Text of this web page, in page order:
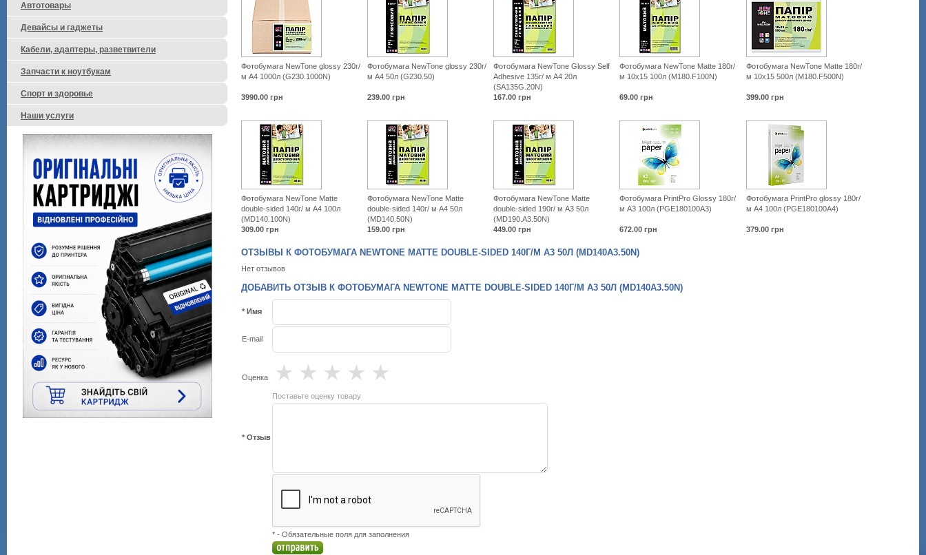
Фотобумага NewTone glossy 230г/
м A4 1000л (G230.1000N)
Фотобумага NewTone glossy 230г/
м А4 50л (G230.50)
Фотобумага NewTone Glossy Self
Adhesive 135г/ м A4 20л
(SA135G.20N)
Фотобумага NewTone Matte 180г/
м 10х15 100л (M180.F100N)
Фотобумага NewTone Matte 180г/
м 10х15 500л (M180.F500N)
3990.00 грн 239.00 грн 167.00 грн 69.00 грн 399.00 грн
Фотобумага NewTone Matte
double-sided 140г/ м A4 100л
(MD140.100N)
Фотобумага NewTone Matte
double-sided 140г/ м A4 50л
(MD140.50N)
Фотобумага NewTone Matte
double-sided 190г/ м A3 50л
(MD190.A3.50N)
Фотобумага PrintPro Glossy 180г/
м A3 100л (PGE180100A3)
Фотобумага PrintPro glossy 180г/
м A4 100л (PGE180100A4)
309.00 грн 159.00 грн 449.00 грн 672.00 грн 379.00 грн
ОТЗЫВЫ К ФОТОБУМАГА NEWTONE MATTE DOUBLE-SIDED 140Г/М A3 50Л (MD140A3.50N)
Нет отзывов
ДОБАВИТЬ ОТЗЫВ К ФОТОБУМАГА NEWTONE MATTE DOUBLE-SIDED 140Г/М A3 50Л (MD140A3.50N)
* Имя
E-mail
Оценка ★
★
★
★
★
Поставьте оценку товару
* Отзыв
* - Обязательные поля для заполнения
Автотовары
Девайсы и гаджеты
Кабели, адаптеры, разветвители
Запчасти к ноутбукам
Спорт и здоровье
Наши услуги